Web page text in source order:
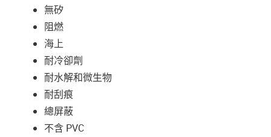
無矽
阻燃
海上
耐冷卻劑
耐水解和微生物
耐刮痕
總屏蔽
不含 PVC